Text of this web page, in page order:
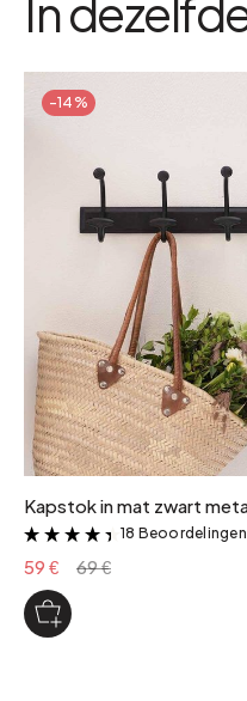
-14%
Kapstok in mat zwart
&
18 Beoordelingen
59 € 69 €